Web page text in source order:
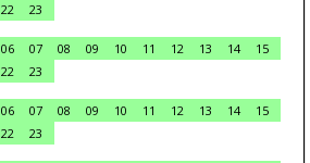
22
23
06 07 08 09 10 11 12 13 14
15
22
23
06 07 08 09 10 11 12 13 14
15
22
23